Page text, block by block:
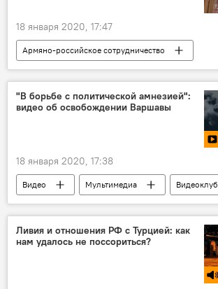
18 января 2020, 17:47
Армяно-российское сотрудничество
Общество
Армения
Политика
Экономика
В мире
Новости Армения
правительство
"В борьбе с политической амнезией":
видео об освобождении Варшавы
18 января 2020, 17:38
Видео Мультимедиа
Видеоклуб
В мире
Варшава освобождение
Ливия и отношения РФ с Турцией: как
нам удалось не поссориться?